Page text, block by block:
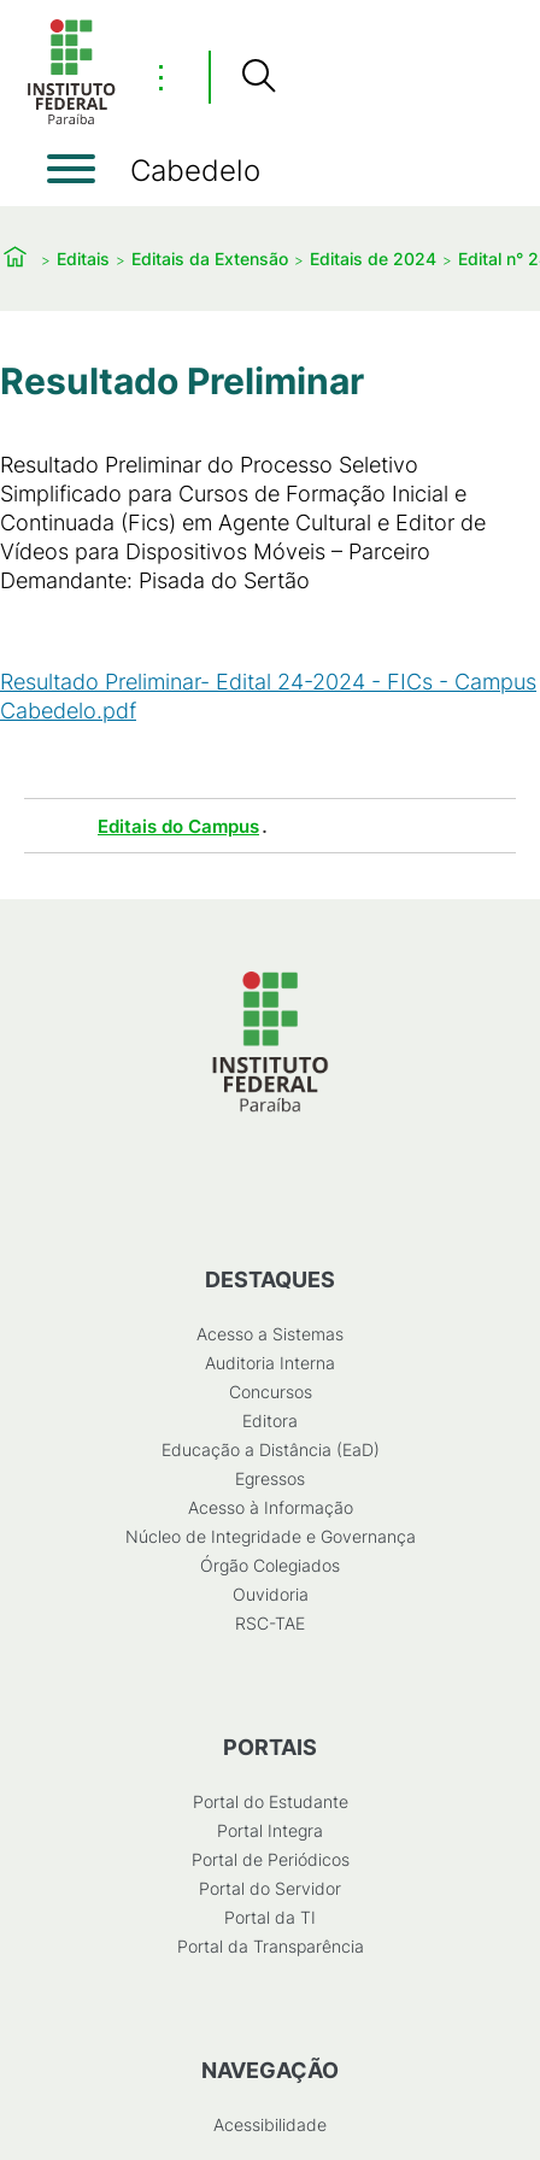
⋮
Cabedelo
Editais Editais da Extensão Editais de 2024 Edital n°
Resultado Preliminar
Resultado Preliminar do Processo Seletivo
Simplificado para Cursos de Formação Inicial e
Continuada (Fics) em Agente Cultural e Editor de
Vídeos para Dispositivos Móveis – Parceiro
Demandante: Pisada do Sertão
Resultado Preliminar- Edital 24-2024 - FICs - Campus
Cabedelo.pdf
Editais do Campus.
DESTAQUES
Acesso a Sistemas
Auditoria Interna
Concursos
Editora
Educação a Distância (EaD)
Egressos
Acesso à Informação
Núcleo de Integridade e Governança
Órgão Colegiados
Ouvidoria
RSC-TAE
PORTAIS
Portal do Estudante
Portal Integra
Portal de Periódicos
Portal do Servidor
Portal da TI
Portal da Transparência
NAVEGAÇÃO
Acessibilidade